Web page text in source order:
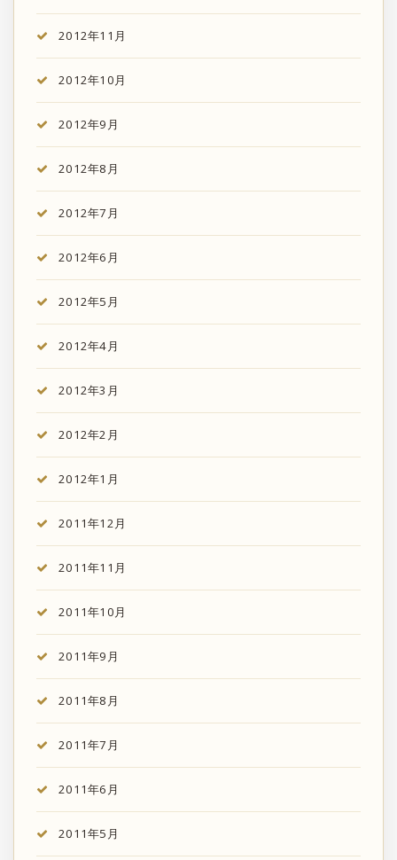
2012年11月
2012年10月
2012年9月
2012年8月
2012年7月
2012年6月
2012年5月
2012年4月
2012年3月
2012年2月
2012年1月
2011年12月
2011年11月
2011年10月
2011年9月
2011年8月
2011年7月
2011年6月
2011年5月